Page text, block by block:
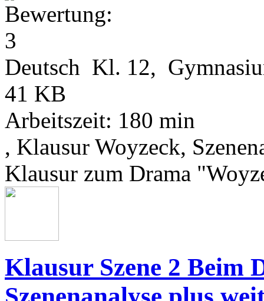
Deutsch Kl. 12,
41 KB
Arbeitszeit: 180 min
, Klausur Woyzeck,
Klausur zum Drama
Klausur Szene 2 Beim